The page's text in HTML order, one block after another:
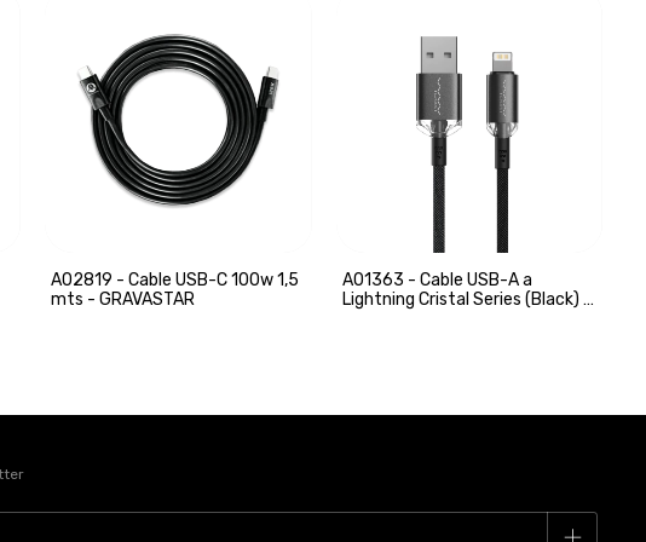
A02819 - Cable USB-C 100w 1,5
mts - GRAVASTAR
A01363 - Cable USB-A a
Lightning Cristal Series (Black) -